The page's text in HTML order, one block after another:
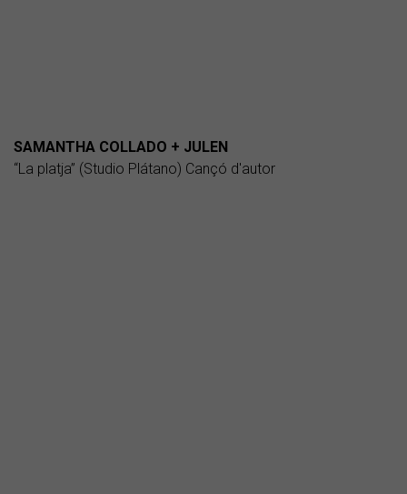
SAMANTHA COLLADO + JULEN
“La platja” (Studio Plátano) Cançó d'autor